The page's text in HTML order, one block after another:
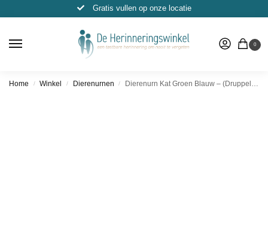
Gratis vullen op onze locatie
0
Home / Winkel / Dierenurnen / Dierenurn Kat Groen Blauw – (Druppel Klein, 50ml)